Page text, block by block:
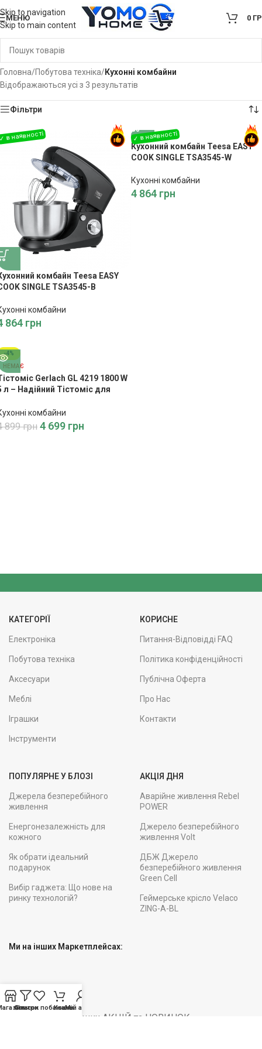
Skip to navigation
Skip to main content
МЕНЮ 0
Головна/Побутова техніка/Кухонні комбайни
Відображаються усі з 3 результатів
Фільтри
комбайн Teesa EASY
SINGLE TSA3545-B
комбайни
864 грн
Кухонний комбайн Teesa EASY
COOK SINGLE TSA3545-W
Кухонні комбайни
4 864 грн
-4%
НЕМАЄ
Gerlach GL 4219 1800 W
л – Надійний Тістоміс для
комбайни
899грн 4 699 грн
КАТЕГОРІЇ
Електроніка
Побутова техніка
Аксесуари
Меблі
Іграшки
Інструменти
КОРИСНЕ
Питання-Відповідді FAQ
Політика конфіденційності
Публічна Оферта
Про Нас
Контакти
ПОПУЛЯРНЕ У БЛОЗІ
Джерела безперебійного
живлення
Енергонезалежність для
кожного
Як обрати ідеальний
подарунок
Вибір гаджета: Що нове на
ринку технологій?
АКЦІЯ ДНЯ
Аварійне живлення Rebel
POWER
Джерело безперебійного
живлення Volt
ДБЖ Джерело
безперебійного живлення
Green Cell
Геймерське крісло Velaco
ZING-A-BL
Ми на інших Маркетплейсах:
Підписуйтесь!
Будьте вкурсі наших АКЦІЙ та НОВИНОК
Фільтри
Список побажань
КошикМій акаунт